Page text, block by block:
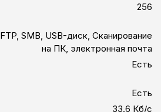
256
FTP, SMB, USB-диск, Сканирование
на ПК, электронная почта
Есть
Есть
33.6 Кб/с